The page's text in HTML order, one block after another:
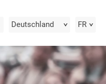
Deutschland FR